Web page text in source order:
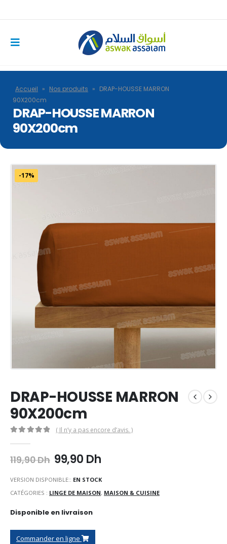
Accueil » Nos produits » DRAP-HOUSSE MARRON
90X200cm
DRAP-HOUSSE MARRON
90X200cm
-17%
DRAP-HOUSSE MARRON
90X200cm
( Il n’y a pas encore d’avis. )
119,90Dh Le
prix
initial
était :
99,90 DhLe
actuel
est :
VERSION DISPONIBLE:: EN STOCK
CATÉGORIES : LINGE DE MAISON, MAISON & CUISINE
Disponible en livraison
Commander en ligne